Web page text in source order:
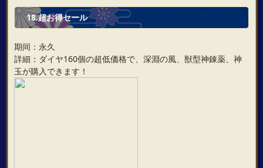
18.超お得セール
期间：永久
詳細：ダイヤ160個の超低価格で、深淵の風、獣型神錬薬、神
玉が購入できます！